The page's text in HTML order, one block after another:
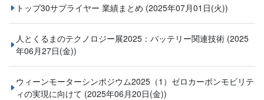
トップ30サプライヤー 業績まとめ (2025年07月01日(火))
人とくるまのテクノロジー展2025：バッテリー関連技術 (2025
年06月27日(金))
ウィーンモーターシンポジウム2025（1）ゼロカーボンモビリテ
ィの実現に向けて (2025年06月20日(金))